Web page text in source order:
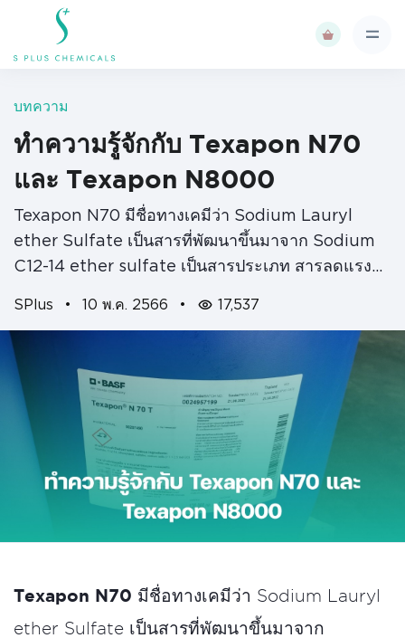
บทความ
ทำความรู้จักกับ Texapon N70
และ Texapon N8000
Texapon N70 มีชื่อทางเคมีว่า Sodium Lauryl
ether Sulfate เป็นสารที่พัฒนาขึ้นมาจาก Sodium
C12-14 ether sulfate เป็นสารประเภท สารลดแรงตึง
SPlus • 10 พ.ค. 2566 • 17,537
Texapon N70 มีชื่อทางเคมีว่า Sodium Lauryl
ether Sulfate เป็นสารที่พัฒนาขึ้นมาจาก